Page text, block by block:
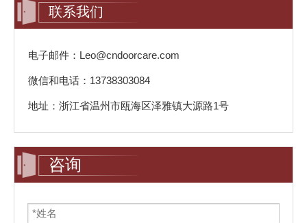
联系我们
电子邮件：Leo@cndoorcare.com
微信和电话：13738303084
地址：浙江省温州市瓯海区泽雅镇大源路1号
咨询